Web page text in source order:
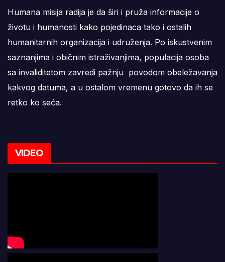
Humana misija radija je da širi i pruža informacije o
životu i humanosti kako pojedinaca tako i ostalih
humanitarnih organizacija i udruženja. Po iskustvenim
saznanjima i običnim istraživanjima, populacija osoba
sa invaliditetom zavredi pažnju povodom obeležavanja
kakvog datuma, a u ostalom vremenu gotovo da ih se
retko ko seća.
VIDEO